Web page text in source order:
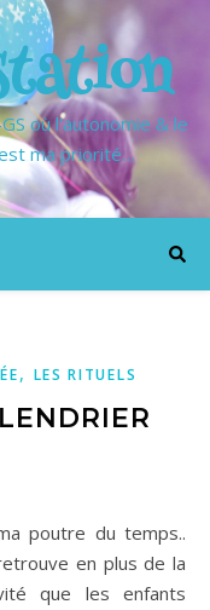
où l'autonomie & le
ma priorité…
, LES RITUELS
en plus de la
que les enfants